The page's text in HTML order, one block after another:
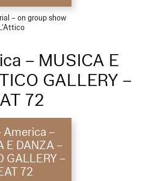
– on group show
– MUSICA E
GALLERY –
72
America –
E DANZA –
GALLERY –
72